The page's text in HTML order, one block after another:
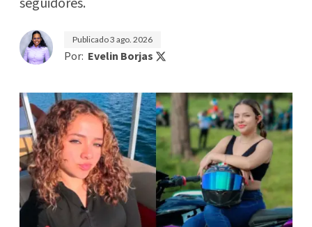
Publicado3 ago. 2026
Por: Evelin Borjas